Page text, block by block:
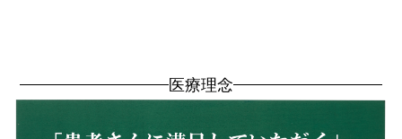
医療理念